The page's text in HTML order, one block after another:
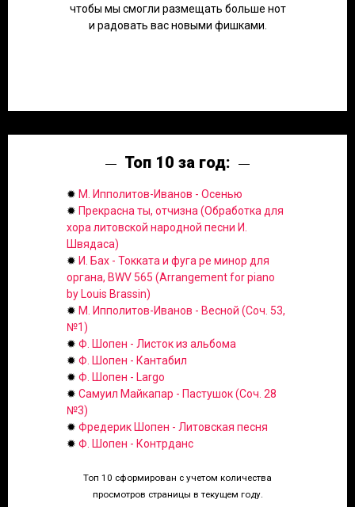
чтобы мы смогли размещать больше нот
и радовать вас новыми фишками.
Топ 10 за год:
✹ М. Ипполитов-Иванов - Осенью
✹ Прекрасна ты, отчизна (Обработка для
хора литовской народной песни И.
Швядаса)
✹ И. Бах - Токката и фуга ре минор для
органа, BWV 565 (Arrangement for piano
by Louis Brassin)
✹ М. Ипполитов-Иванов - Весной (Соч. 53,
№1)
✹ Ф. Шопен - Листок из альбома
✹ Ф. Шопен - Кантабил
✹ Ф. Шопен - Largo
✹ Самуил Майкапар - Пастушок (Соч. 28
№3)
✹ Фредерик Шопен - Литовская песня
✹ Ф. Шопен - Контрданс
Топ 10 сформирован с учетом количества
просмотров страницы в текущем году.